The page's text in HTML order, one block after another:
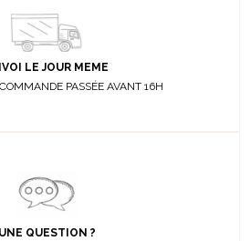
LE JOUR MEME
PASSÉE AVANT 16H
UNE QUESTION ?